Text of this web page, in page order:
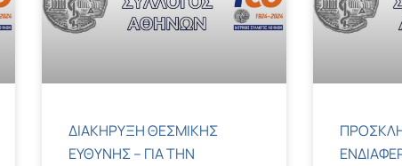
ΔΙΑΚΗΡΥΞΗ ΘΕΣΜΙΚΗΣ
ΕΥΘΥΝΗΣ – ΓΙΑ ΤΗΝ